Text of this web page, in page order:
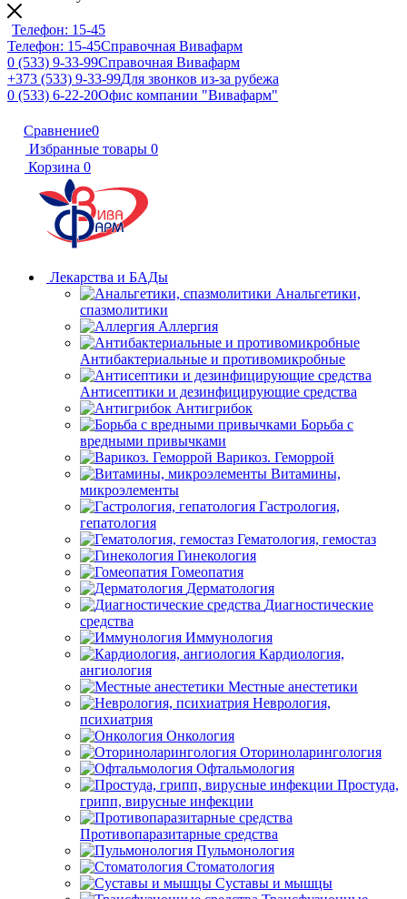
Телефон: 15-45
Телефон: 15-45Справочная Вивафарм
0 (533) 9-33-99Справочная Вивафарм
+373 (533) 9-33-99Для звонков из-за рубежа
0 (533) 6-22-20Офис компании "Вивафарм"
Сравнение0
Избранные товары 0
Корзина 0
Лекарства и БАДы
Анальгетики,
спазмолитики
Аллергия
Антибактериальные и противомикробные
Антисептики и дезинфицирующие средства
Антигрибок
Борьба с
вредными привычками
Варикоз. Геморрой
Витамины,
микроэлементы
Гастрология,
гепатология
Гематология, гемостаз
Гинекология
Гомеопатия
Дерматология
Диагностические
средства
Иммунология
Кардиология,
ангиология
Местные анестетики
Неврология,
психиатрия
Онкология
Оториноларингология
Офтальмология
Простуда,
грипп, вирусные инфекции
Противопаразитарные средства
Пульмонология
Стоматология
Суставы и мышцы